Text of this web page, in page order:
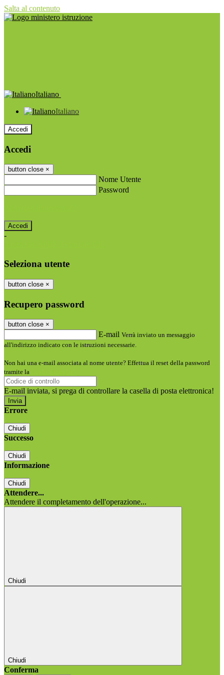
Salta al contenuto
Italiano
Italiano
Accedi
Accedi
button close ×
Nome Utente
Password
-
Seleziona utente
button close ×
Recupero password
button close ×
E-mail Verrà inviato un messaggio
all'indirizzo indicato con le istruzioni necessarie.
Non hai una e-mail associata al nome utente? Effettua il reset della password
tramite la
E-mail inviata, si prega di controllare la casella di posta elettronica!
Errore
Chiudi
Successo
Chiudi
Informazione
Chiudi
Attendere...
Attendere il completamento dell'operazione...
Chiudi
Chiudi
Conferma